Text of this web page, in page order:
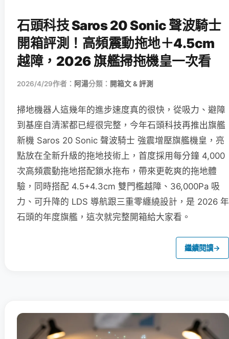
石頭科技 Saros 20 Sonic 聲波騎士
開箱評測！高頻震動拖地＋4.5cm
越障，2026 旗艦掃拖機皇一次看
2026/4/29作者： 阿湯分類： 開箱文 & 評測
掃地機器人這幾年的進步速度真的很快，從吸力、避障
到基座自清潔都已經很完整，今年石頭科技再推出旗艦
新機 Saros 20 Sonic 聲波騎士 強震增壓旗艦機皇，亮
點放在全新升級的拖地技術上，首度採用每分鐘 4,000
次高頻震動拖地搭配鎖水拖布，帶來更乾爽的拖地體
驗，同時搭配 4.5+4.3cm 雙門檻越障、36,000Pa 吸
力、可升降的 LDS 導航跟三重零纏繞設計，是 2026 年
石頭的年度旗艦，這次就完整開箱給大家看。
繼續閱讀→